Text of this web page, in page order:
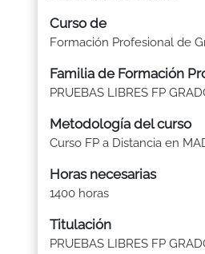
Curso de
Formación Profesional de
Familia de Formación
PRUEBAS LIBRES FP
Metodología del curso
Curso FP a Distancia en
Horas necesarias
1400 horas
Titulación
PRUEBAS LIBRES FP